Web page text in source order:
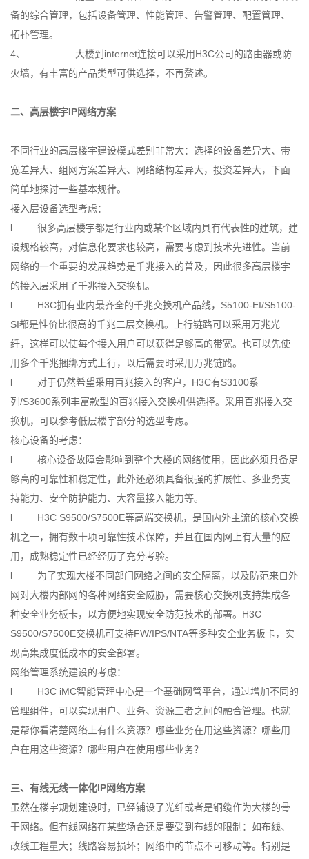
备的综合管理，包括设备管理、性能管理、告警管理、配置管理、
拓扑管理。
4、 大楼到internet连接可以采用H3C公司的路由器或防
火墙，有丰富的产品类型可供选择，不再赘述。
二、高层楼宇IP网络方案
不同行业的高层楼宇建设模式差别非常大：选择的设备差异大、带
宽差异大、组网方案差异大、网络结构差异大，投资差异大，下面
简单地探讨一些基本规律。
接入层设备选型考虑：
l 很多高层楼宇都是行业内或某个区域内具有代表性的建筑，建
设规格较高，对信息化要求也较高，需要考虑到技术先进性。当前
网络的一个重要的发展趋势是千兆接入的普及，因此很多高层楼宇
的接入层采用了千兆接入交换机。
l H3C拥有业内最齐全的千兆交换机产品线，S5100-EI/S5100-
SI都是性价比很高的千兆二层交换机。上行链路可以采用万兆光
纤，这样可以使每个接入用户可以获得足够高的带宽。也可以先使
用多个千兆捆绑方式上行，以后需要时采用万兆链路。
l 对于仍然希望采用百兆接入的客户，H3C有S3100系
列/S3600系列丰富款型的百兆接入交换机供选择。采用百兆接入交
换机，可以参考低层楼宇部分的选型考虑。
核心设备的考虑：
l 核心设备故障会影响到整个大楼的网络使用，因此必须具备足
够高的可靠性和稳定性，此外还必须具备很强的扩展性、多业务支
持能力、安全防护能力、大容量接入能力等。
l H3C S9500/S7500E等高端交换机，是国内外主流的核心交换
机之一，拥有数十项可靠性技术保障，并且在国内网上有大量的应
用，成熟稳定性已经经历了充分考验。
l 为了实现大楼不同部门网络之间的安全隔离，以及防范来自外
网对大楼内部网的各种网络安全威胁，需要核心交换机支持集成各
种安全业务板卡，以方便地实现安全防范技术的部署。H3C
S9500/S7500E交换机可支持FW/IPS/NTA等多种安全业务板卡，实
现高集成度低成本的安全部署。
网络管理系统建设的考虑：
l H3C iMC智能管理中心是一个基础网管平台，通过增加不同的
管理组件，可以实现用户、业务、资源三者之间的融合管理。也就
是帮你看清楚网络上有什么资源？哪些业务在用这些资源？哪些用
户在用这些资源？哪些用户在使用哪些业务？
三、有线无线一体化IP网络方案
虽然在楼宇规划建设时，已经铺设了光纤或者是铜缆作为大楼的骨
干网络。但有线网络在某些场合还是要受到布线的限制：如布线、
改线工程量大；线路容易损坏；网络中的节点不可移动等。特别是